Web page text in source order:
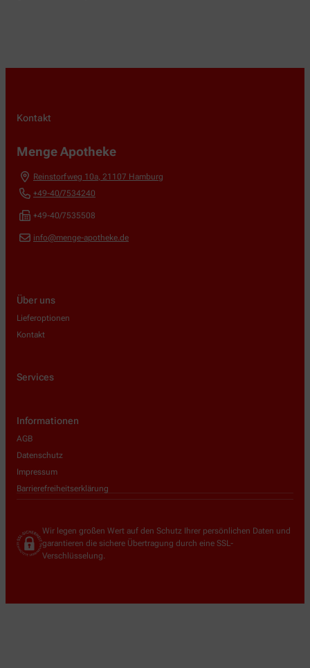
Kontakt
Menge Apotheke
Reinstorfweg 10a, 21107 Hamburg
+49-40/7534240
+49-40/7535508
info@menge-apotheke.de
Über uns
Lieferoptionen
Kontakt
Services
Informationen
AGB
Datenschutz
Impressum
Barrierefreiheitserklärung
Wir legen großen Wert auf den Schutz Ihrer persönlichen Daten und
garantieren die sichere Übertragung durch eine SSL-
Verschlüsselung.